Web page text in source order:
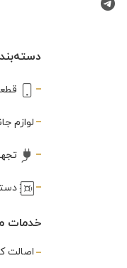
لوازم
خدمات
اصالت